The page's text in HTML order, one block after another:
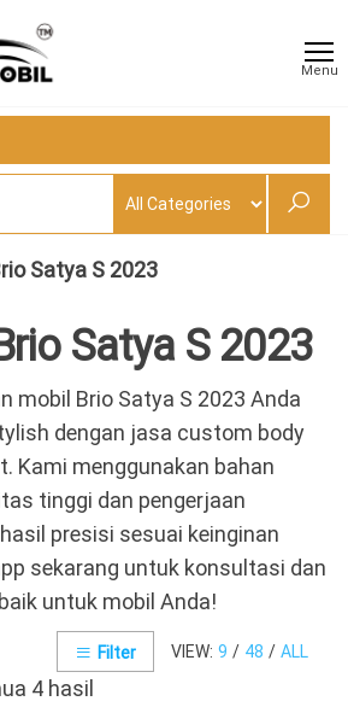
Kit
Mobil
Menu
Satya S 2023
Satya S 2023
mobil Brio Satya S 2023 Anda
dengan jasa custom body
Kami menggunakan bahan
tinggi dan pengerjaan
presisi sesuai keinginan
sekarang untuk konsultasi dan
untuk mobil Anda!
VIEW: 9 / 48 / ALL
Filter
4 hasil